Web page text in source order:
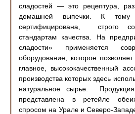
сладостей — это рецептура,
домашней выпечки. К
сертифицирована, строго
стандартам качества. На
сладости» применяется
оборудование, которое
главное, высококачественный
производства которых здесь
натуральное сырье.
представлена в ретейле
спросом на Урале и Северо-